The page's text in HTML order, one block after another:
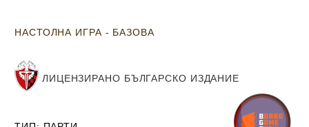
НАСТОЛНА ИГРА - БАЗОВА
ЛИЦЕНЗИРАНО БЪЛГАРСКО ИЗДАНИЕ